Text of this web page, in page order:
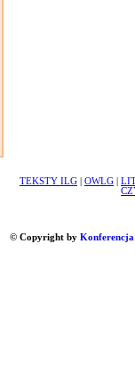
TEKSTY ILG OWLG
© Copyright by Konferencja